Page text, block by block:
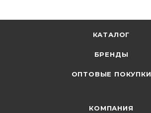
КАТАЛОГ
БРЕНДЫ
ОПТОВЫЕ ПОКУПКИ
КОМПАНИЯ